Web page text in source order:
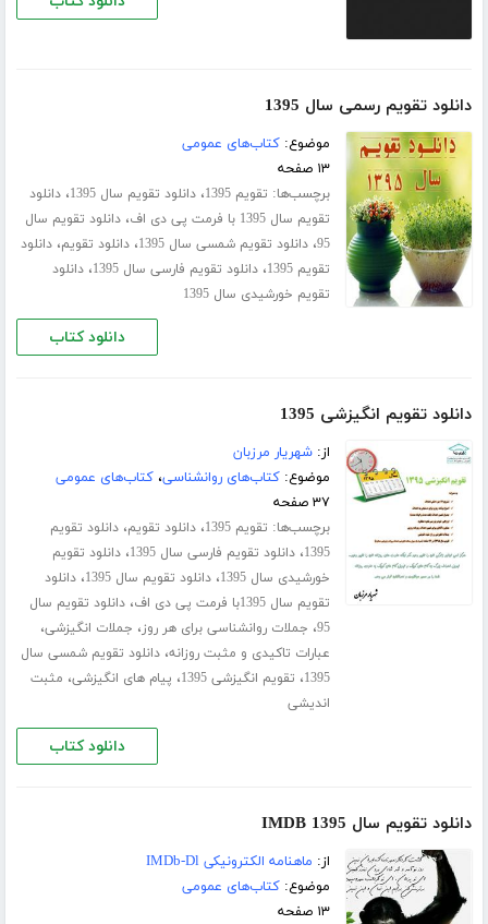
دانلود تقویم رسمی سال 1395
موضوع:کتاب‌های عمومی
۱۳ صفحه
برچسب‌ها: تقویم 1395 ،دانلود تقویم سال 1395 ،دانلود
تقویم سال 1395 با فرمت پی دی اف
،دانلود تقویم سال
95،دانلود تقویم شمسی سال 1395 ،دانلود تقویم،دانلود
تقویم 1395
،دانلود تقویم فارسی سال 1395 ،دانلود
تقویم خورشیدی سال 1395
دانلود کتاب
دانلود تقویم انگیزشی 1395
از:شهریار مرزبان
موضوع:کتاب‌های روانشناسی،کتاب‌های عمومی
۳۷ صفحه
برچسب‌ها: تقویم 1395 ،دانلود تقویم،دانلود تقویم
1395،دانلود تقویم فارسی سال 1395 ،دانلود تقویم
خورشیدی سال 1395
،دانلود تقویم سال 1395 ،دانلود
تقویم سال 1395با فرمت پی دی اف
،دانلود تقویم سال
95، جملات روانشناسی برای هر روز، جملات انگیزشی،
عبارات تاکیدی و مثبت روزانه،دانلود تقویم شمسی سال
1395، تقویم انگیزشی 1395 ، پیام های انگیزشی، مثبت
اندیشی
دانلود کتاب
دانلود تقویم سال 1395 IMDB
از: ماهنامه الکترونیکی IMDb-Dl
موضوع:کتاب‌های عمومی
۱۳ صفحه